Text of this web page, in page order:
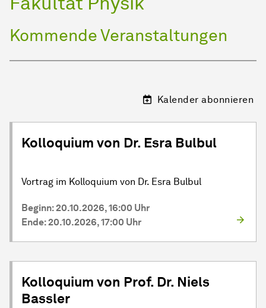
Kommende Veranstaltungen
Kalender abonnieren
Kolloquium von Dr. Esra Bulbul
Vortrag im Kolloquium von Dr. Esra Bulbul
Beginn: 20.10.2026, 16:00 Uhr
Ende: 20.10.2026, 17:00 Uhr
Kolloquium von Prof. Dr. Niels
Bassler